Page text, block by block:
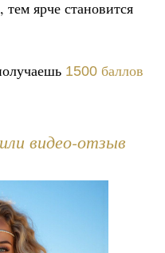
ярче становится
1500 баллов
видео-отзыв